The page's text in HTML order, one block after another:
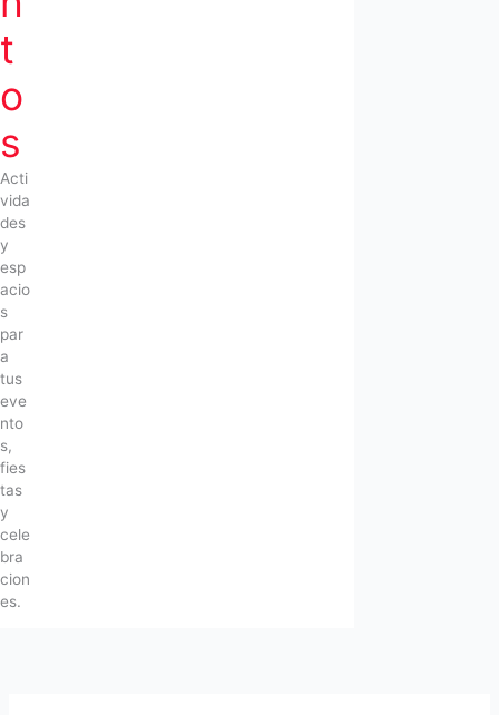
t
o
s
Acti
vida
des
y
esp
acio
s
par
a
tus
eve
nto
s,
fies
tas
y
cele
bra
cion
es.